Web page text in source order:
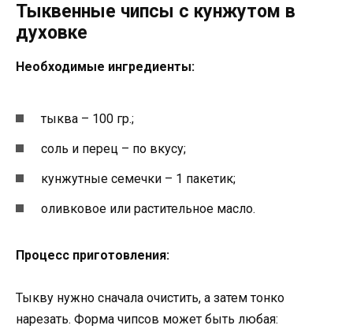
Тыквенные чипсы с кунжутом в
духовке
Необходимые ингредиенты:
тыква – 100 гр.;
соль и перец – по вкусу;
кунжутные семечки – 1 пакетик;
оливковое или растительное масло.
Процесс приготовления:
Тыкву нужно сначала очистить, а затем тонко
нарезать. Форма чипсов может быть любая: